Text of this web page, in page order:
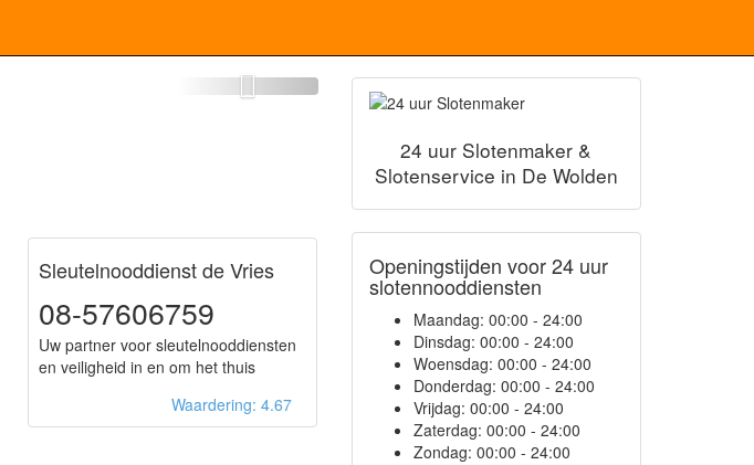
Sleutelnooddienst de Vries
08-57606759
Uw partner voor sleutelnooddiensten
en veiligheid in en om het thuis
Waardering: 4.67
24 uur Slotenmaker &
Slotenservice in De Wolden
Openingstijden voor 24 uur
slotennooddiensten
Maandag: 00:00 - 24:00
Dinsdag: 00:00 - 24:00
Woensdag: 00:00 - 24:00
Donderdag: 00:00 - 24:00
Vrijdag: 00:00 - 24:00
Zaterdag: 00:00 - 24:00
Zondag: 00:00 - 24:00